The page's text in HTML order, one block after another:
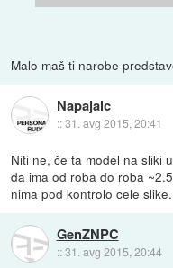
Malo maš ti narobe
Napajalc
::31. avg 2015, 20:41
Niti ne, če ta model na sliki
da ima od roba do roba
nima pod kontrolo cele slike.
GenZNPC
::31. avg 2015, 20:44